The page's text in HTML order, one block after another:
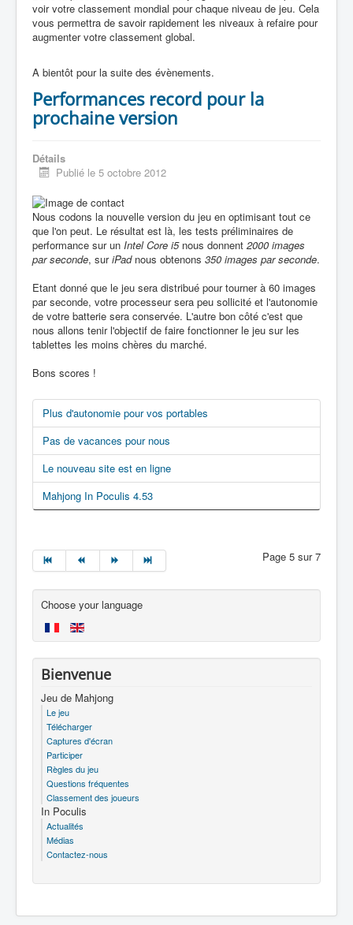
voir votre classement mondial pour chaque niveau de jeu. Cela
vous permettra de savoir rapidement les niveaux à refaire pour
augmenter votre classement global.
A bientôt pour la suite des évènements.
Performances record pour la
prochaine version
Détails
Publié le 5 octobre 2012
Nous codons la nouvelle version du jeu en optimisant tout ce
que l'on peut. Le résultat est là, les tests préliminaires de
performance sur un Intel Core i5nous donnent 2000 images
par seconde, suriPadnous obtenons 350 images par seconde.
Etant donné que le jeu sera distribué pour tourner à 60 images
par seconde, votre processeur sera peu sollicité et l'autonomie
de votre batterie sera conservée. L'autre bon côté c'est que
nous allons tenir l'objectif de faire fonctionner le jeu sur les
tablettes les moins chères du marché.
Bons scores !
Plus d'autonomie pour vos portables
Pas de vacances pour nous
Le nouveau site est en ligne
Mahjong In Poculis 4.53
Page 5 sur 7
Choose your language
Bienvenue
Jeu de Mahjong
Le jeu
Télécharger
Captures d'écran
Participer
Règles du jeu
Questions fréquentes
Classement des joueurs
In Poculis
Actualités
Médias
Contactez-nous